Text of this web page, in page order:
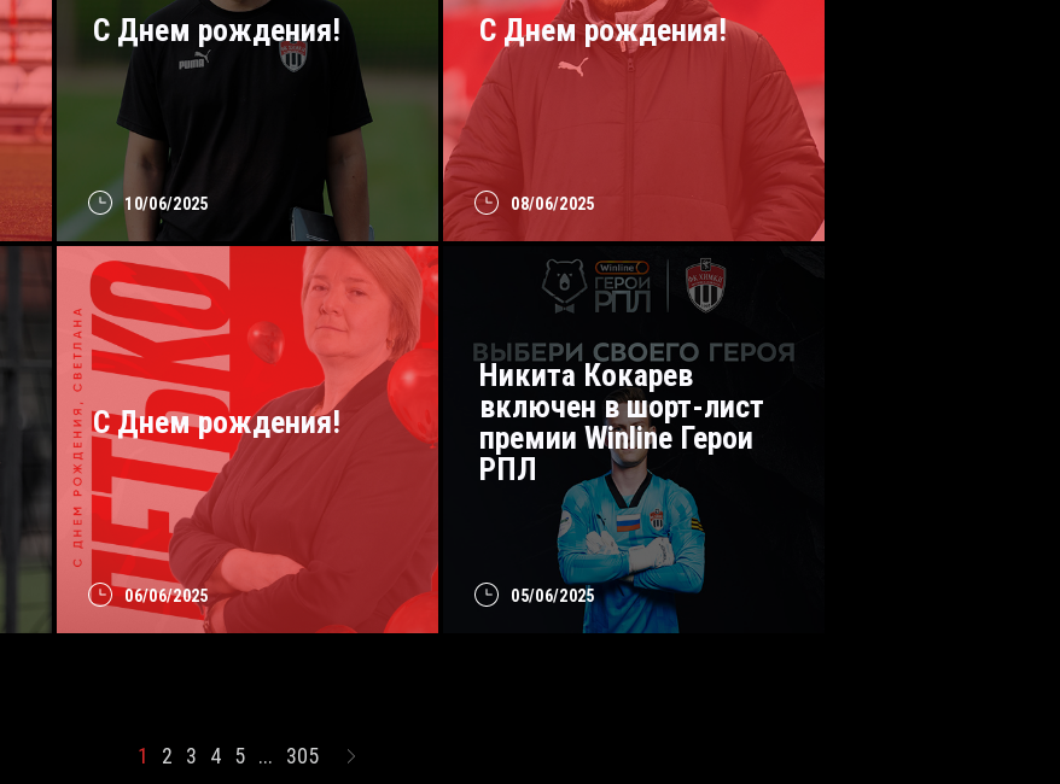
10/06/2025
С Днем рождения!
08/06/2025
C Днем рождения!
06/06/2025
С Днем рождения!
05/06/2025
Никита Кокарев
включен в шорт-лист
премии Winline Герои
РПЛ
1 2 3 4 5 ... 305